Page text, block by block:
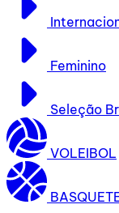
Feminino
Seleção
VOLEIBOL